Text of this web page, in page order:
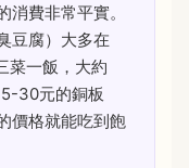
費非常平實。
豆腐）大多在
菜一飯，大約
30元的銅板
價格就能吃到飽